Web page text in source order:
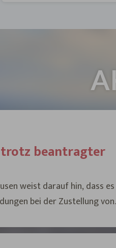
beantragter
weist darauf hin, dass
bei der Zustellung von